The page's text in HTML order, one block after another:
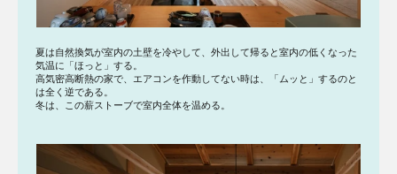
夏は自然換気が室内の土壁を冷やして、外出して帰ると室内の低くなった
気温に「ほっと」する。
高気密高断熱の家で、エアコンを作動してない時は、「ムッと」するのと
は全く逆である。
冬は、この薪ストーブで室内全体を温める。